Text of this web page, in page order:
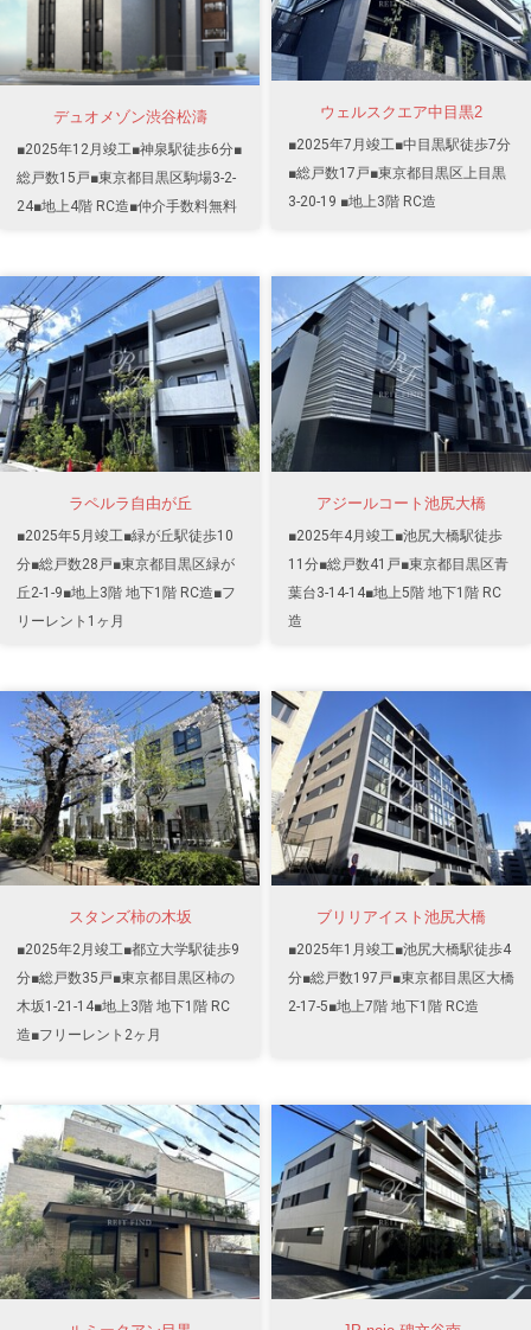
デュオメゾン渋谷松濤
■2025年12月竣工■神泉駅徒歩6分■
総戸数15戸■東京都目黒区駒場3-2-
24■地上4階 RC造■仲介手数料無料
ウェルスクエア中目黒2
■2025年7月竣工■中目黒駅徒歩7分
■総戸数17戸■東京都目黒区上目黒
3-20-19 ■地上3階 RC造
ラペルラ自由が丘
■2025年5月竣工■緑が丘駅徒歩10
分■総戸数28戸■東京都目黒区緑が
丘2-1-9■地上3階 地下1階 RC造■フ
リーレント1ヶ月
アジールコート池尻大橋
■2025年4月竣工■池尻大橋駅徒歩
11分■総戸数41戸■東京都目黒区青
葉台3-14-14■地上5階 地下1階 RC
造
スタンズ柿の木坂
■2025年2月竣工■都立大学駅徒歩9
分■総戸数35戸■東京都目黒区柿の
木坂1-21-14■地上3階 地下1階 RC
造■フリーレント2ヶ月
ブリリアイスト池尻大橋
■2025年1月竣工■池尻大橋駅徒歩4
分■総戸数197戸■東京都目黒区大橋
2-17-5■地上7階 地下1階 RC造